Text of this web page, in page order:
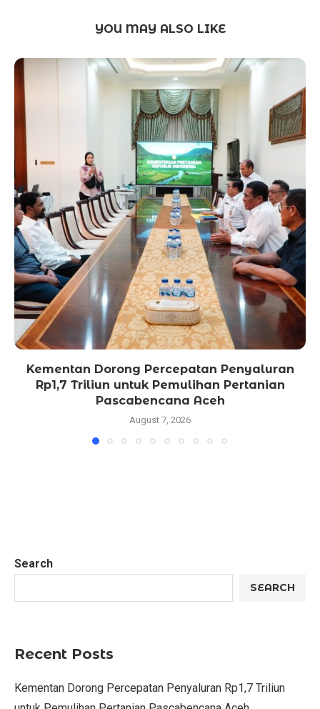
YOU MAY ALSO LIKE
Kementan Dorong Percepatan Penyaluran
Rp1,7 Triliun untuk Pemulihan Pertanian
Pascabencana Aceh
August 7, 2026
Search
SEARCH
Recent Posts
Kementan Dorong Percepatan Penyaluran Rp1,7 Triliun